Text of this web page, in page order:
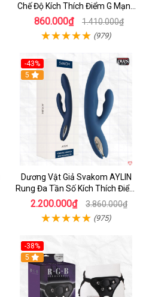
Chế Độ Kích Thích Điểm G Mạnh
Mẽ
860.000₫ 1.410.000₫
(979)
-43%
Hot
5
Dương Vật Giả Svakom AYLIN
Rung Đa Tần Số Kích Thích Điểm
G
2.200.000₫ 3.860.000₫
(975)
-38%
Hot
5